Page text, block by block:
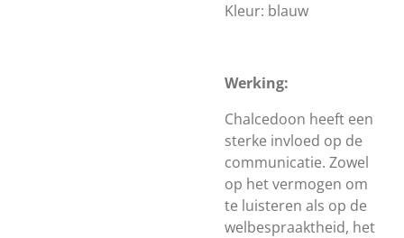
Kleur: blauw
Werking:
Chalcedoon heeft een
sterke invloed op de
communicatie. Zowel
op het vermogen om
te luisteren als op de
welbespraaktheid, het